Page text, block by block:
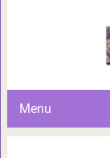
Menu